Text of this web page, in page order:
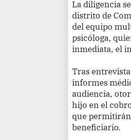
La diligencia
distrito de
del equipo
psicóloga,
inmediata, el
Tras
informes
audiencia,
hijo en el
que
beneficiario.